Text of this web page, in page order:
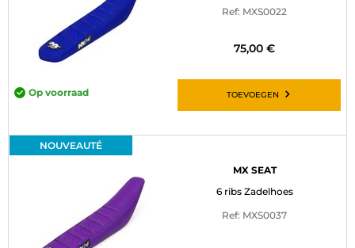
Ref: MXS0022
75,00 €
Op voorraad TOEVOEGEN
NOUVEAUTÉ
MX SEAT
6 ribs Zadelhoes
Ref: MXS0037